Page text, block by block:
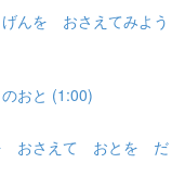
んを おさえてみよう
おと (1:00)
おさえて おとを だ